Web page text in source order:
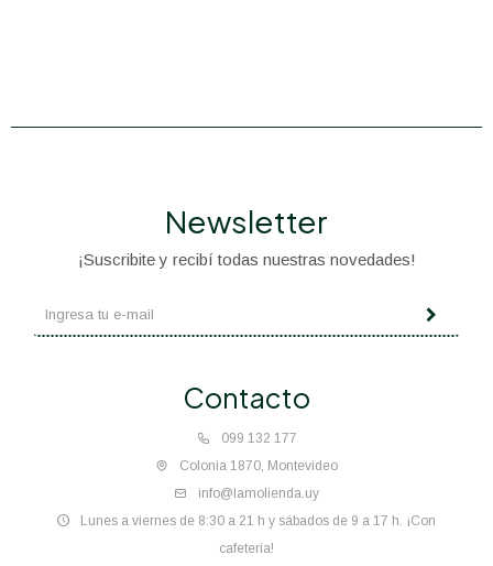
Contacto
099 132 177
Colonia 1870, Montevideo
info@lamolienda.uy
Lunes a viernes de 8:30 a 21 h y sábados de 9 a 17 h. ¡Con
cafetería!
Newsletter
¡Suscribite y recibí todas nuestras novedades!